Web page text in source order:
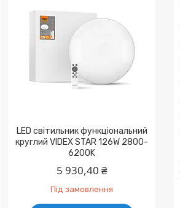
LED світильник функціональний
круглий VIDEX STAR 126W 2800-
6200K
5 930,40 ₴
Під замовлення